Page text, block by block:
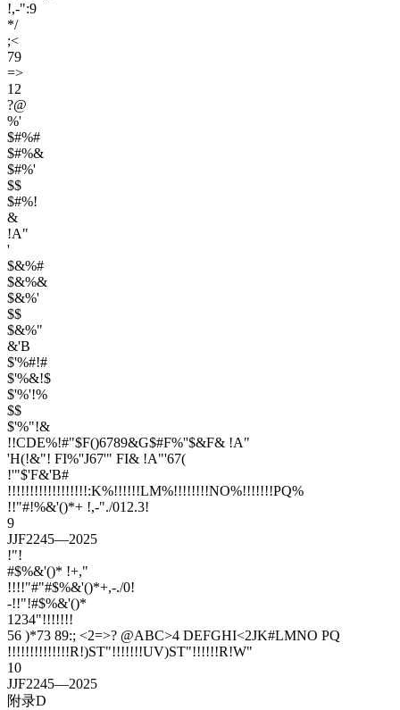
!,-":9
*/
;<
79
=>
12
?@
%'
$#%#
$#%&
$#%'
$$
$#%!
&
!A"
'
$&%#
$&%&
$&%'
$$
$&%"
&'B
$'%#!#
$'%&!$
$'%'!%
$$
$'%"!&
!!CDE%!#"$F()6789&G$#F%''$&F& !A"
'H(!&"! FI%''J67'" FI& !A"'67(
!'"$'F&'B#
!!!!!!!!!!!!!!!!!!:K%!!!!!!LM%!!!!!!!!NO%!!!!!!!PQ%
!!"#!%&'()*+ !,-"./012.3!
9
JJF2245—2025
!"!
#$%&'()* !+,"
!!!!"#"#$%&'()*+,-./0!
-!!"!#$%&'()*
1234"!!!!!!!
56 )*73 89:; <2=>? @ABC>4 DEFGHI<2JK#LMNO PQ
!!!!!!!!!!!!!!R!)ST"!!!!!!!UV)ST"!!!!!!R!W"
10
JJF2245—2025
附录D